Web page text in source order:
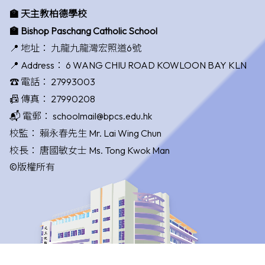
🏫 天主教柏德學校
🏫 Bishop Paschang Catholic School
📍 地址： 九龍九龍灣宏照道6號
📍 Address： 6 WANG CHIU ROAD KOWLOON BAY KLN
☎️ 電話： 27993003
📠 傳真： 27990208
📬 電郵： schoolmail@bpcs.edu.hk
校監： 賴永春先生 Mr. Lai Wing Chun
校長： 唐國敏女士 Ms. Tong Kwok Man
©版權所有